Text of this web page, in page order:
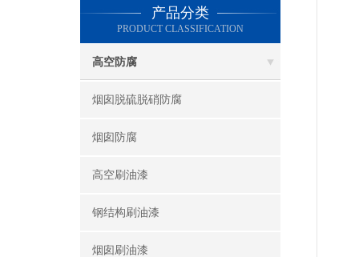
产品分类
PRODUCT CLASSIFICATION
高空防腐
烟囱脱硫脱硝防腐
烟囱防腐
高空刷油漆
钢结构刷油漆
烟囱刷油漆